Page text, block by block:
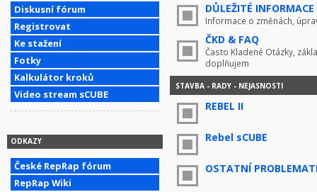
Diskusní fórum
Registrovat
Ke stažení
Fotky
Kalkulátor kroků
Video stream sCUBE
ODKAZY
České RepRap fórum
RepRap Wiki
DŮLEŽITÉ INFORMACE
Informace o změnách,
ČKD & FAQ
Často Kladené Otázky,
doplňujem
STAVBA - RADY - NEJASNOSTI
REBEL II
Rebel sCUBE
OSTATNÍ